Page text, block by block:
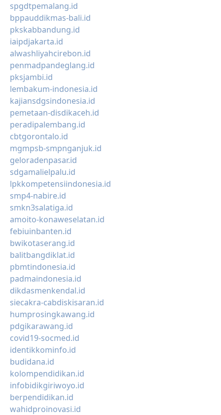
spgdtpemalang.id
bppauddikmas-bali.id
pkskabbandung.id
iaipdjakarta.id
alwashliyahcirebon.id
penmadpandeglang.id
pksjambi.id
lembakum-indonesia.id
kajiansdgsindonesia.id
pemetaan-disdikaceh.id
peradipalembang.id
cbtgorontalo.id
mgmpsb-smpnganjuk.id
geloradenpasar.id
sdgamalielpalu.id
lpkkompetensiindonesia.id
smp4-nabire.id
smkn3salatiga.id
amoito-konaweselatan.id
febiuinbanten.id
bwikotaserang.id
balitbangdiklat.id
pbmtindonesia.id
padmaindonesia.id
dikdasmenkendal.id
siecakra-cabdiskisaran.id
humprosingkawang.id
pdgikarawang.id
covid19-socmed.id
identikkominfo.id
budidana.id
kolompendidikan.id
infobidikgiriwoyo.id
berpendidikan.id
wahidproinovasi.id